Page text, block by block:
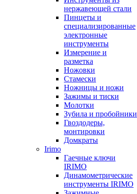
нержавеющей стали
Пинцеты и
специализированные
электронные
инструменты
Измерение и
разметка
Ножовки
Стамески
Ножницы и ножи
Зажимы и тиски
Молотки
Зубила и пробойники
Гвоздодеры,
монтировки
Домкраты
Irimo
Гаечные ключи
IRIMO
Динамометрические
инструменты IRIMO